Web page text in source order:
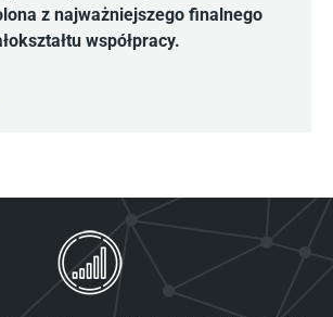
z najważniejszego finalnego
współpracy.